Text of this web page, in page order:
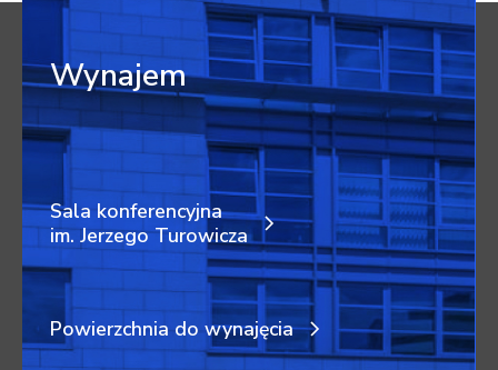
Wynajem
Sala konferencyjna
im. Jerzego Turowicza
Powierzchnia do wynajęcia